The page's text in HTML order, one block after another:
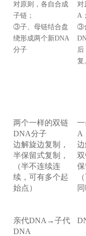
对原则，各自合成
子链；
③子、母链结合盘
绕形成两个新DNA
分子
对
A；
③
后
复
两个一样的双链
DNA分子
A
边解旋边复制，
半保留式复制，
（半不连续连
续，可有多个起
始点）
边
保
亲代DNA→子代
DNA